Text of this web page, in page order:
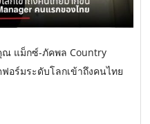
ณ แม็กซ์-ภัคพล Country
อร์มระดับโลกเข้าถึงคนไทย